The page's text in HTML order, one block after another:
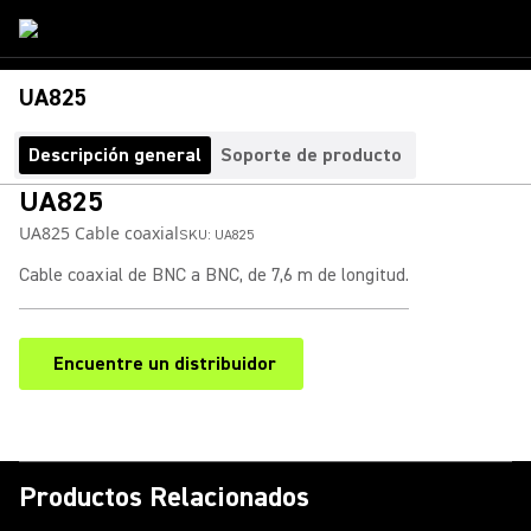
UA825
Descripción general Soporte de producto
UA825
UA825 Cable coaxialSKU: UA825
Cable coaxial de BNC a BNC, de 7,6 m de longitud.
Encuentre un distribuidor
(Opens in a new tab)
Productos Relacionados